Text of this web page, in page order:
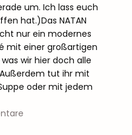
um. Ich lass euch
hat.)Das NATAN
nur ein modernes
mit einer großartigen
wir hier doch alle
tut ihr mit
oder mit jedem